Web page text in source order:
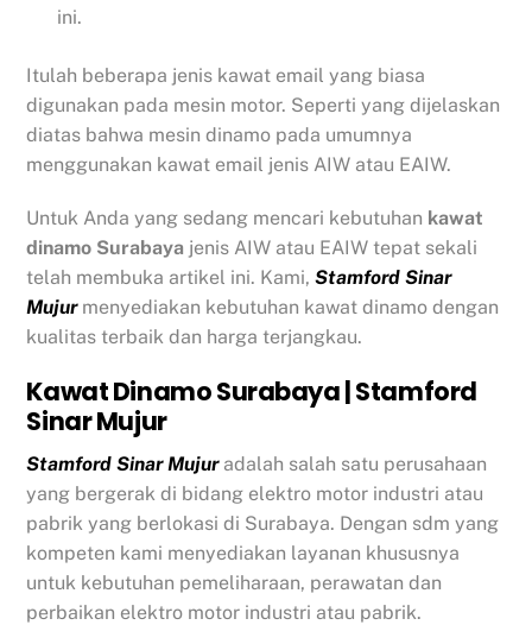
ini.
Itulah beberapa jenis kawat email yang biasa
digunakan pada mesin motor. Seperti yang dijelaskan
diatas bahwa mesin dinamo pada umumnya
menggunakan kawat email jenis AIW atau EAIW.
Untuk Anda yang sedang mencari kebutuhan kawat
dinamo Surabaya jenis AIW atau EAIW tepat sekali
telah membuka artikel ini. Kami,Stamford Sinar
Mujurmenyediakan kebutuhan kawat dinamo dengan
kualitas terbaik dan harga terjangkau.
Kawat Dinamo Surabaya | Stamford
Sinar Mujur
Stamford Sinar Mujur adalah salah satu perusahaan
yang bergerak di bidang elektro motor industri atau
pabrik yang berlokasi di Surabaya. Dengan sdm yang
kompeten kami menyediakan layanan khususnya
untuk kebutuhan pemeliharaan, perawatan dan
perbaikan elektro motor industri atau pabrik.